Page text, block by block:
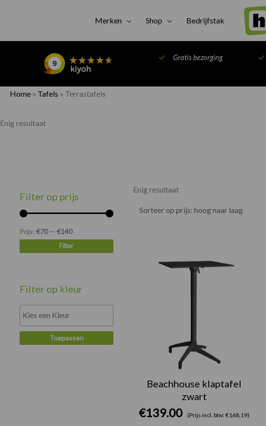
Merken Shop Bedrijfstak
Gratis bezorging
Home » Tafels » Terrastafels
Enig resultaat
Filter op prijs
Filter
Prijs: €70— €140
Filter op kleur
Toepassen
Enig resultaat
Beachhouse klaptafel
zwart
€139.00 (Prijs incl. btw: €168,19)